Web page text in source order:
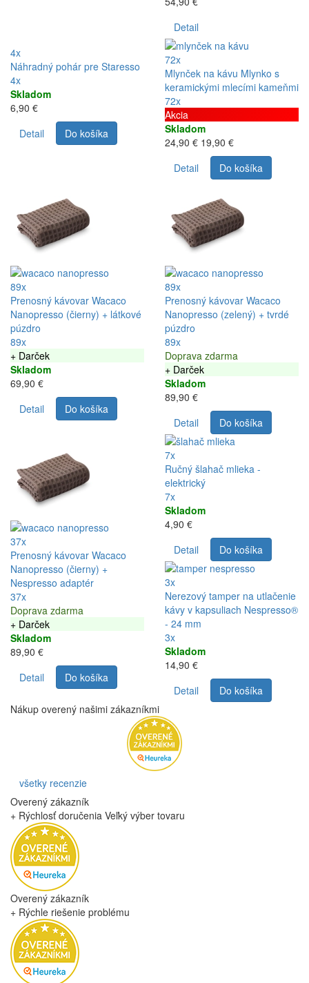
4x
Náhradný pohár pre Staresso
4x
Skladom
6,90 €
Detail
Do košíka
Detail
72x
Mlynček na kávu Mlynko s
keramickými mlecími kameňmi
72x
Akcia
Skladom
24,90 € 19,90 €
Detail
Do košíka
89x
Prenosný kávovar Wacaco
Nanopresso (čierny) + látkové
púzdro
89x
+ Darček
Skladom
69,90 €
Detail
Do košíka
89x
Prenosný kávovar Wacaco
Nanopresso (zelený) + tvrdé
púzdro
89x
Doprava zdarma
+ Darček
Skladom
89,90 €
Detail
Do košíka
37x
Prenosný kávovar Wacaco
Nanopresso (čierny) +
Nespresso adaptér
37x
Doprava zdarma
+ Darček
Skladom
89,90 €
Detail
Do košíka
7x
Ručný šlahač mlieka -
elektrický
7x
Skladom
4,90 €
Detail
Do košíka
3x
Nerezový tamper na utlačenie
kávy v kapsuliach Nespresso®
- 24 mm
3x
Skladom
14,90 €
Detail
Do košíka
Nákup overený našimi zákazníkmi
všetky recenzie
Overený zákazník
+ Rýchlosť doručenia Veľký výber tovaru
Overený zákazník
+ Rýchle riešenie problému